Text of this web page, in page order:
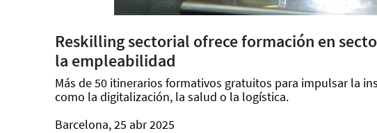
Reskilling sectorial ofrece formación en
la empleabilidad
Más de 50 itinerarios formativos gratuitos para impulsar la
como la digitalización, la salud o la logística.
Barcelona, 25 abr 2025